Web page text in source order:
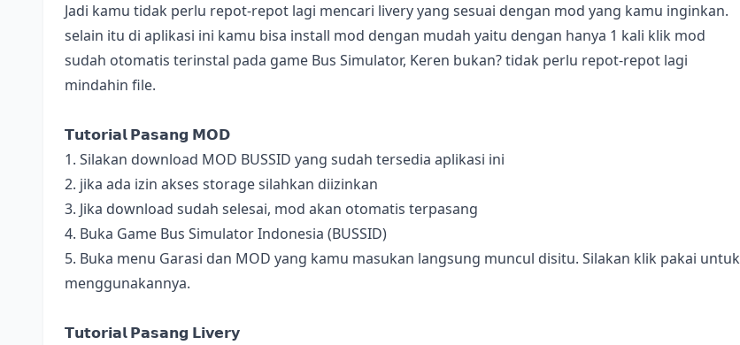
Jadi kamu tidak perlu repot-repot lagi mencari livery yang sesuai dengan mod yang kamu inginkan.
selain itu di aplikasi ini kamu bisa install mod dengan mudah yaitu dengan hanya 1 kali klik mod
sudah otomatis terinstal pada game Bus Simulator, Keren bukan? tidak perlu repot-repot lagi
mindahin file.
𝗧𝘂𝘁𝗼𝗿𝗶𝗮𝗹 𝗣𝗮𝘀𝗮𝗻𝗴 𝗠𝗢𝗗
1. Silakan download MOD BUSSID yang sudah tersedia aplikasi ini
2. jika ada izin akses storage silahkan diizinkan
3. Jika download sudah selesai, mod akan otomatis terpasang
4. Buka Game Bus Simulator Indonesia (BUSSID)
5. Buka menu Garasi dan MOD yang kamu masukan langsung muncul disitu. Silakan klik pakai untuk
menggunakannya.
𝗧𝘂𝘁𝗼𝗿𝗶𝗮𝗹 𝗣𝗮𝘀𝗮𝗻𝗴 𝗟𝗶𝘃𝗲𝗿𝘆